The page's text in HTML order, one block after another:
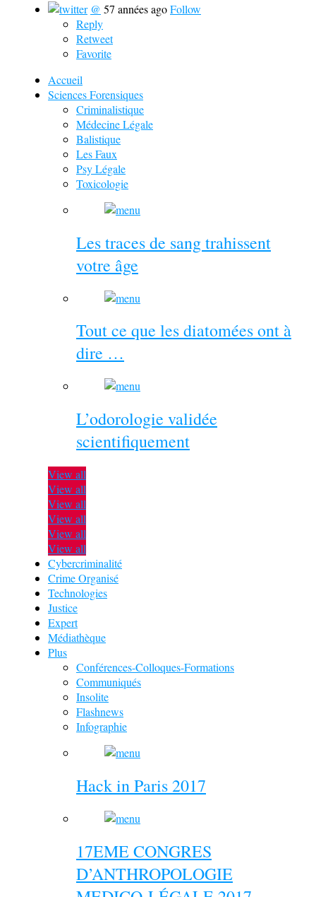
@ 57 années agoFollow
Reply
Retweet
Favorite
Accueil
Sciences Forensiques
Criminalistique
Médecine Légale
Balistique
Les Faux
Psy Légale
Toxicologie
Les traces de sang trahissent
votre âge
Tout ce que les diatomées ont à
dire …
L’odorologie validée
scientifiquement
View all
View all
View all
View all
View all
View all
Cybercriminalité
Crime Organisé
Technologies
Justice
Expert
Médiathèque
Plus
Conférences-Colloques-Formations
Communiqués
Insolite
Flashnews
Infographie
Hack in Paris 2017
17EME CONGRES
D’ANTHROPOLOGIE